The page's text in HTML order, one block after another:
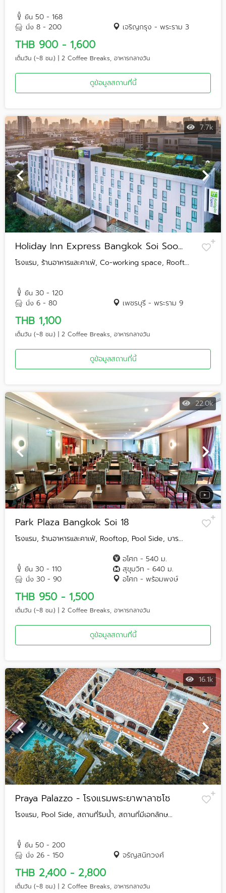
ยืน 50 - 168
นั่ง 8 - 200 เจริญกรุง - พระราม 3
THB 900 - 1,600
เต็มวัน (~8 ชม.) | 2 Coffee Breaks, อาหารกลางวัน
ดูข้อมูลสถานที่นี้
7.7k
Holiday Inn Express Bangkok Soi Soo...
โรงแรม, ร้านอาหารและคาเฟ่, Co-working space, Rooft...
ยืน 30 - 120
นั่ง 6 - 80 เพชรบุรี - พระราม 9
THB 1,100
เต็มวัน (~8 ชม.) | 2 Coffee Breaks, อาหารกลางวัน
ดูข้อมูลสถานที่นี้
22.0k
Park Plaza Bangkok Soi 18
โรงแรม, ร้านอาหารและคาเฟ่, Rooftop, Pool Side, บาร...
ยืน 30 - 110
นั่ง 30 - 90
อโศก - 540 ม.
สุขุมวิท - 640 ม.
อโศก - พร้อมพงษ์
THB 950 - 1,500
เต็มวัน (~8 ชม.) | 2 Coffee Breaks, อาหารกลางวัน
ดูข้อมูลสถานที่นี้
16.1k
Praya Palazzo - โรงแรมพระยาพาลาซโซ
โรงแรม, Pool Side, สถานที่ริมน้ำ, สถานที่มีเอกลักษ...
ยืน 50 - 200
นั่ง 26 - 150 จรัญสนิทวงศ์
THB 2,400 - 2,800
เต็มวัน (~8 ชม.) | 2 Coffee Breaks, อาหารกลางวัน